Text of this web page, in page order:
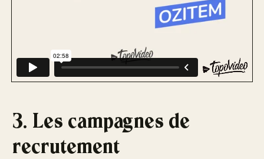
3. Les campagnes de
recrutement